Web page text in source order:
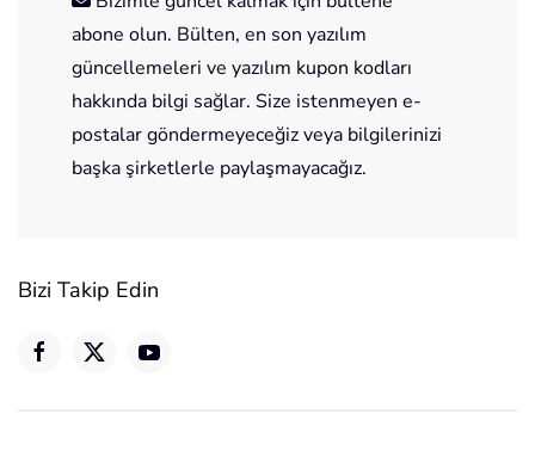
abone olun. Bülten, en son yazılım
güncellemeleri ve yazılım kupon kodları
hakkında bilgi sağlar. Size istenmeyen e-
postalar göndermeyeceğiz veya bilgilerinizi
başka şirketlerle paylaşmayacağız.
Bizi Takip Edin